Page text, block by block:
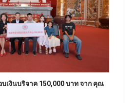
เงินบริจาค 150,000 บาท จาก คุณ